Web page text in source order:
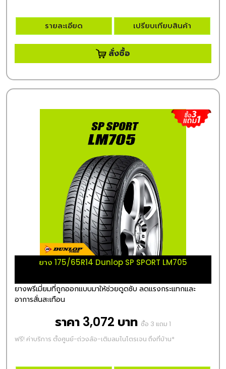
รายละเอียด เปรียบเทียบสินค้า
สั่งซื้อ
ยาง 175/65R14 Dunlop SP SPORT LM705
ยางพรีเมี่ยมที่ถูกออกแบบมาให้ช่วยดูดซับ ลดแรงกระแทกและ
อาการสั่นสะเทือน
ราคา 3,072 บาท ซื้อ 3 แถม 1
ฟรี! ค่าบริการ ตั้งศูนย์-ถ่วงล้อ-เติมลมไนโตรเจน ถึงที่บ้าน*